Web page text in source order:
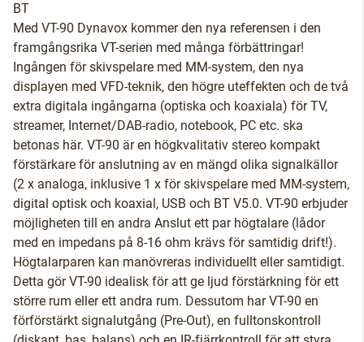
BT
Med VT-90 Dynavox kommer den nya referensen i den
framgångsrika VT-serien med många förbättringar!
Ingången för skivspelare med MM-system, den nya
displayen med VFD-teknik, den högre uteffekten och de två
extra digitala ingångarna (optiska och koaxiala) för TV,
streamer, Internet/DAB-radio, notebook, PC etc. ska
betonas här. VT-90 är en högkvalitativ stereo kompakt
förstärkare för anslutning av en mängd olika signalkällor
(2 x analoga, inklusive 1 x för skivspelare med MM-system,
digital optisk och koaxial, USB och BT V5.0. VT-90 erbjuder
möjligheten till en andra Anslut ett par högtalare (lådor
med en impedans på 8-16 ohm krävs för samtidig drift!).
Högtalarparen kan manövreras individuellt eller samtidigt.
Detta gör VT-90 idealisk för att ge ljud förstärkning för ett
större rum eller ett andra rum. Dessutom har VT-90 en
förförstärkt signalutgång (Pre-Out), en fulltonskontroll